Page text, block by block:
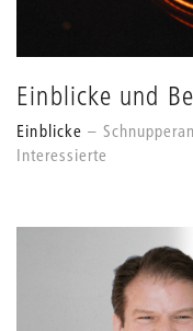
Einblicke und
Einblicke
Interessierte